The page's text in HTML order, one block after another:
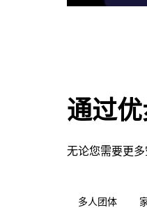
通过
无论您需要更
多人团体